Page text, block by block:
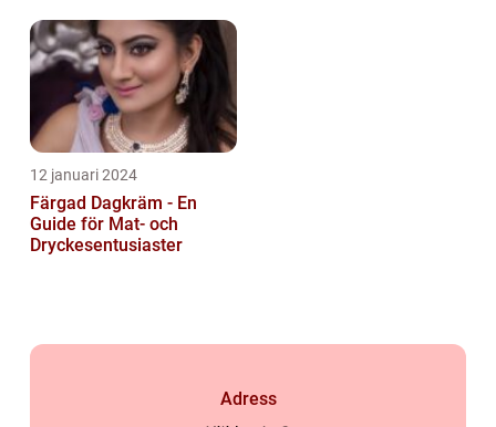
12 januari 2024
Färgad Dagkräm - En
Guide för Mat- och
Dryckesentusiaster
Adress